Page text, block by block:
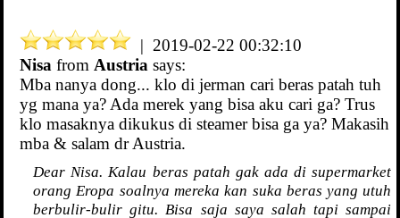
| 2019-02-22 00:32:10
Nisa from Austria says:
Mba nanya dong... klo di jerman cari beras patah tuh
yg mana ya? Ada merek yang bisa aku cari ga? Trus
klo masaknya dikukus di steamer bisa ga ya? Makasih
mba & salam dr Austria.
Dear Nisa. Kalau beras patah gak ada di supermarket
orang Eropa soalnya mereka kan suka beras yang utuh
berbulir-bulir gitu. Bisa saja saya salah tapi sampai